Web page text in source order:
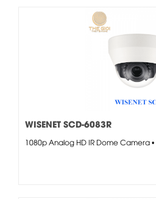
WISENET SCD-6083R
1080p Analog HD IR Dome Camera •